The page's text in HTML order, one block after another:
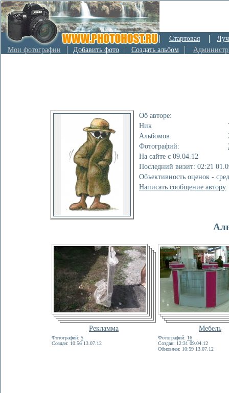
Стартовая
Мои фотографии
Добавить фото Создать альбом
Об авторе:
Ник
Альбомов:
Фотографий:
На сайте с 09.04.12
Последний визит: 02:21
Объективность оценок -
Написать сообщение автору
Рекламма Мебель
Фотографий: 5
Создан: 10:56 13.07.12
Фотографий: 16
Создан: 12:31 09.04.12
Обновлен: 10:59 13.07.12